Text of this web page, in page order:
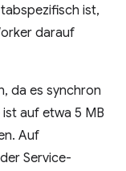
ist,
darauf
da es synchron
auf etwa 5 MB
Auf
Service-